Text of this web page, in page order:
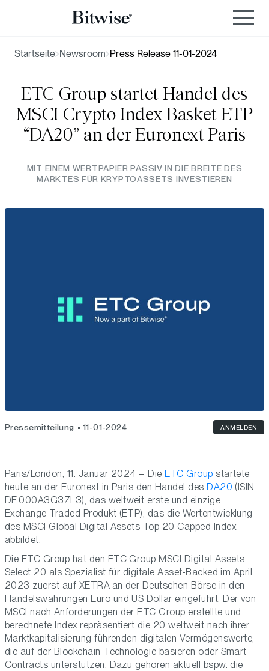
Startseite Newsroom Press Release 11-01-2024
ETC Group startet Handel des
MSCI Crypto Index Basket ETP
“DA20” an der Euronext Paris
MIT EINEM WERTPAPIER PASSIV IN DIE BREITE DES
MARKTES FÜR KRYPTOASSETS INVESTIEREN
Pressemitteilung 11-01-2024 ANMELDEN
Paris/London, 11. Januar 2024 – DieETC Group startete
heute an der Euronext in Paris den Handel desDA20 (ISIN
DE 000A3G3ZL3), das weltweit erste und einzige
Exchange Traded Produkt (ETP), das die Wertentwicklung
des MSCI Global Digital Assets Top 20 Capped Index
abbildet.
Die ETC Group hat den ETC Group MSCI Digital Assets
Select 20 als Spezialist für digitale Asset-Backed im April
2023 zuerst auf XETRA an der Deutschen Börse in den
Handelswährungen Euro und US Dollar eingeführt. Der von
MSCI nach Anforderungen der ETC Group erstellte und
berechnete Index repräsentiert die 20 weltweit nach ihrer
Marktkapitalisierung führenden digitalen Vermögenswerte,
die auf der Blockchain-Technologie basieren oder Smart
Contracts unterstützen. Dazu gehören aktuell bspw. die